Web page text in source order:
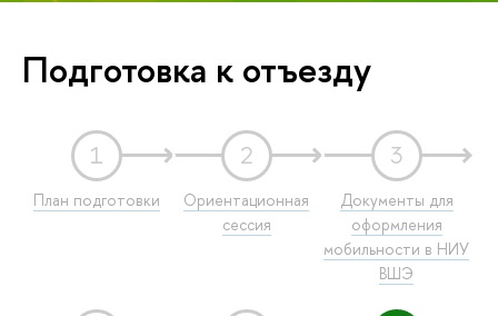
Подготовка к отъезду
1
План подготовки
2
Ориентационная
сессия
3
Документы для
оформления
мобильности в НИУ
ВШЭ